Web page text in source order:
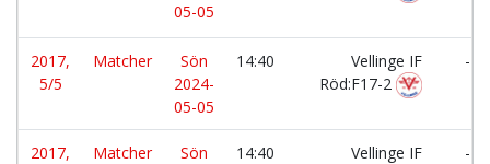
05-05
2017,
5/5
Matcher
Sön
2024-
05-05
14:40
Vellinge IF
Röd:F17-2
-
2017,
Matcher
Sön
14:40
Vellinge IF
-